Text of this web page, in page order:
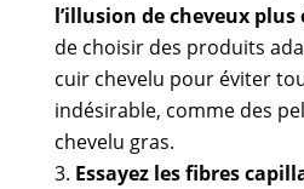
l’illusion de cheveux plus
de choisir des produits
cuir chevelu pour éviter
indésirable, comme des
chevelu gras.
Essayez les fibres